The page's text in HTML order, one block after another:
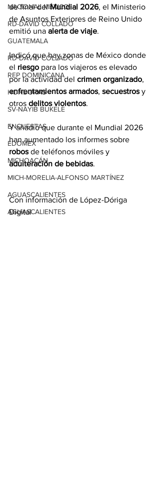
NACIONAL MÉXICO
RD-DAVID COLLADO
GUATEMALA
RD-DAVID COLLADO
REP DOMINICANA
HONDURAS
SV-NAYIB BUKELE
ENCUESTAS
EDOMEX
MICHOACÁN
MICH-MORELIA-ALFONSO MARTÍNEZ
AGUASCALIENTES
AGUASCALIENTES
de final del Mundial 2026, el Ministerio
de Asuntos Exteriores de Reino Unido
emitió una alerta de viaje.
Indicó que hay zonas de México donde
el riesgo para los viajeros es elevado
por la actividad del crimen organizado,
enfrentamientos armados, secuestros y
otros delitos violentos.
Y añadió que durante el Mundial 2026
han aumentado los informes sobre
robos de teléfonos móviles y
adulteración de bebidas.
Con información de López-Dóriga
Digital